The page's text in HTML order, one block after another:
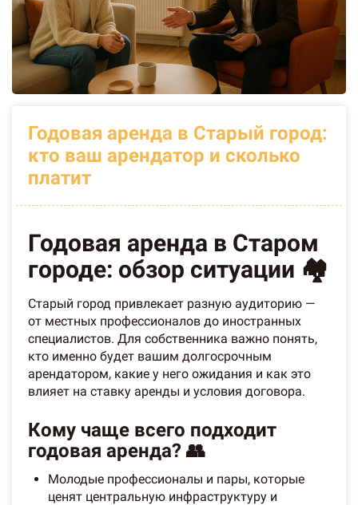
Годовая аренда в Старый город:
кто ваш арендатор и сколько
платит
Годовая аренда в Старом
городе: обзор ситуации 🏘️
Старый город привлекает разную аудиторию —
от местных профессионалов до иностранных
специалистов. Для собственника важно понять,
кто именно будет вашим долгосрочным
арендатором, какие у него ожидания и как это
влияет на ставку аренды и условия договора.
Кому чаще всего подходит
годовая аренда? 👥
Молодые профессионалы и пары, которые
ценят центральную инфраструктуру и